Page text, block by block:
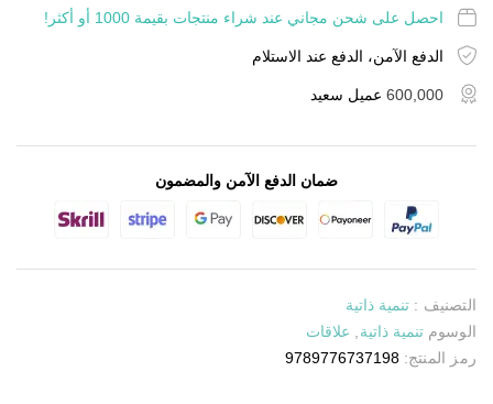
احصل على شحن مجاني عند شراء منتجات بقيمة 1000 أو أكثر!
الدفع الآمن، الدفع عند الاستلام
600,000 عميل سعيد
ضمان الدفع الآمن والمضمون
التصنيف : تنمية ذاتية
الوسوم تنمية ذاتية
علاقات
رمز المنتج: 9789776737198